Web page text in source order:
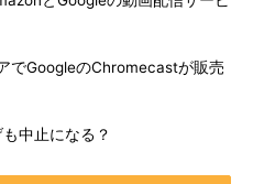
でGoogleのChromecastが販売
中止になる？